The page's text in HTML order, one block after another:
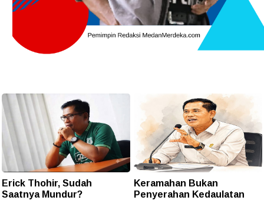
Erick Thohir, Sudah
Saatnya Mundur?
Keramahan Bukan
Penyerahan Kedaulatan